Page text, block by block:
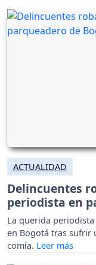
ACTUALIDAD
Delincuentes
periodista en
La querida
en Bogotá tras sufrir
comía.